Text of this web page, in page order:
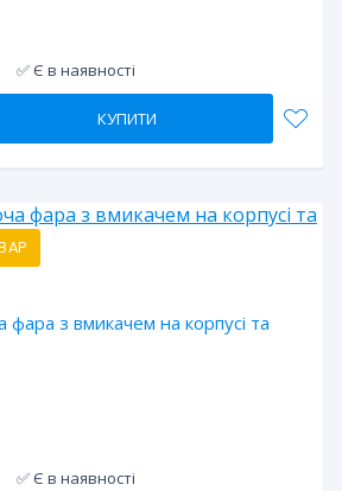
✅ Є в наявності
КУПИТИ
з вмикачем на корпусі та
✅ Є в наявності